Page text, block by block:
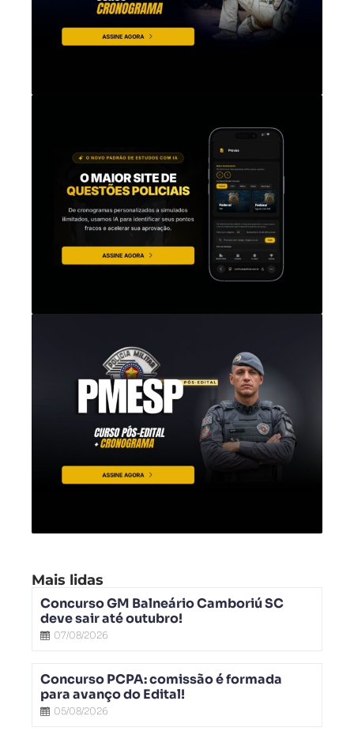
Mais lidas
Concurso GM Balneário Camboriú SC
deve sair até outubro!
07/08/2026
Concurso PCPA: comissão é formada
para avanço do Edital!
05/08/2026